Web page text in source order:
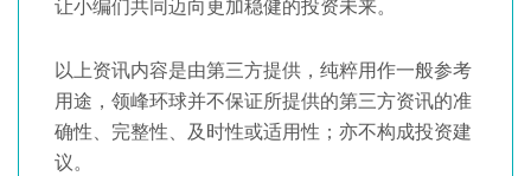
让小编们共同迈向更加稳健的投资未来。
以上资讯内容是由第三方提供，纯粹用作一般参考
用途，领峰环球并不保证所提供的第三方资讯的准
确性、完整性、及时性或适用性；亦不构成投资建
议。